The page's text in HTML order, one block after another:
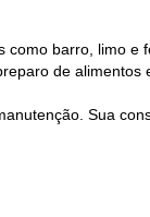
barro, limo e
de alimentos
Sua